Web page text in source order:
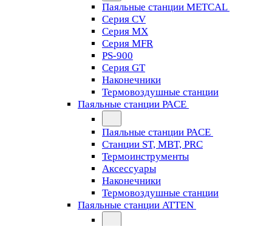
Паяльные станции METCAL
Серия CV
Серия MX
Серия MFR
PS-900
Серия GT
Наконечники
Термовоздушные станции
Паяльные станции PACE
Паяльные станции PACE
Станции ST, MBT, PRC
Термоинструменты
Аксессуары
Наконечники
Термовоздушные станции
Паяльные станции ATTEN